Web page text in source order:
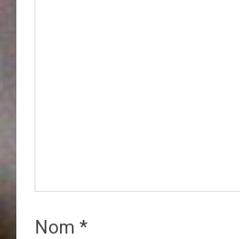
Nom *